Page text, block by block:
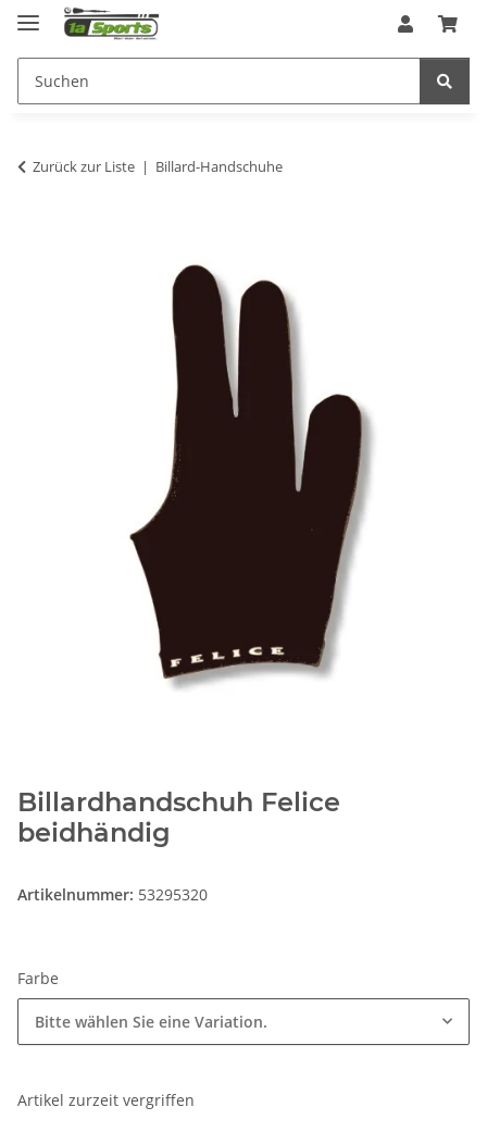
Zurück zur Liste Billard-Handschuhe
Billardhandschuh Felice
beidhändig
Artikelnummer: 53295320
Farbe
Bitte wählen Sie eine Variation.
Artikel zurzeit vergriffen